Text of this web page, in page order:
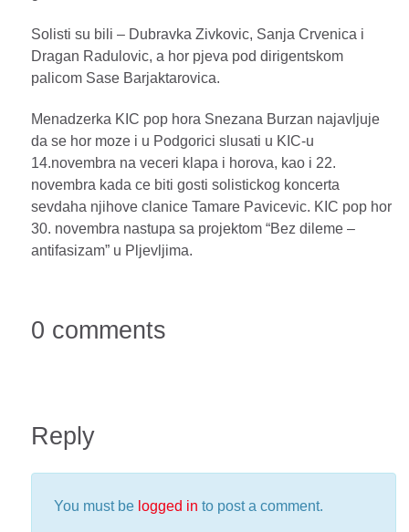
Solisti su bili – Dubravka Zivkovic, Sanja Crvenica i
Dragan Radulovic, a hor pjeva pod dirigentskom
palicom Sase Barjaktarovica.
Menadzerka KIC pop hora Snezana Burzan najavljuje
da se hor moze i u Podgorici slusati u KIC-u
14.novembra na veceri klapa i horova, kao i 22.
novembra kada ce biti gosti solistickog koncerta
sevdaha njihove clanice Tamare Pavicevic. KIC pop hor
30. novembra nastupa sa projektom “Bez dileme –
antifasizam” u Pljevljima.
0 comments
Reply
You must be logged in to post a comment.